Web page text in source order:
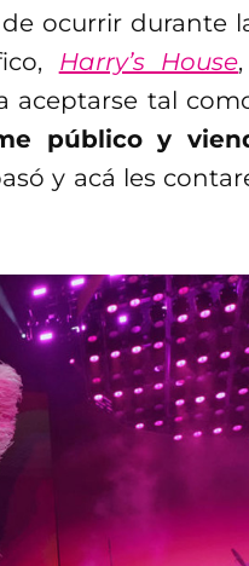
ocurrir durante
Harry’s House
aceptarse tal
público y
y acá les